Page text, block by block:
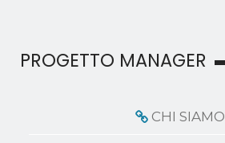
PROGETTO MANAGER
CHI SIAMO